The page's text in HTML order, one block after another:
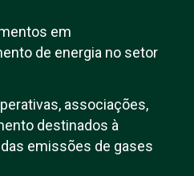
em
de energia no setor
associações,
destinados à
emissões de gases